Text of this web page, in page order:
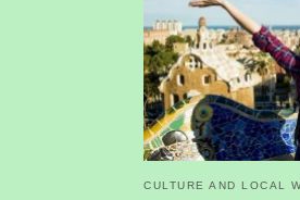
CULTURE AND LOCAL